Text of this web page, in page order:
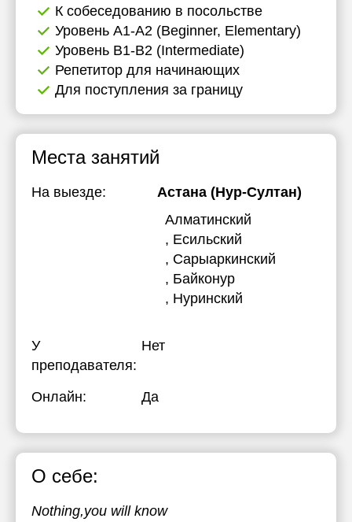
К собеседованию в посольстве
Уровень А1-А2 (Beginner, Elementary)
Уровень B1-B2 (Intermediate)
Репетитор для начинающих
Для поступления за границу
Места занятий
На выезде:
Астана (Нур-Султан)
Алматинский
, Есильский
, Сарыаркинский
, Байконур
, Нуринский
У
преподавателя:
Нет
Онлайн: Да
О себе:
Nothing,you will know